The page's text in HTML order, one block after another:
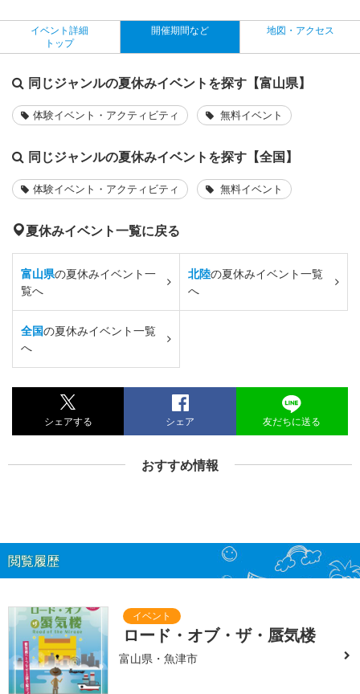
イベント詳細
トップ
開催期間など 地図・アクセス
同じジャンルの夏休みイベントを探す【富山県】
体験イベント・アクティビティ 無料イベント
同じジャンルの夏休みイベントを探す【全国】
体験イベント・アクティビティ 無料イベント
夏休みイベント一覧に戻る
富山県の夏休みイベント一
覧へ
北陸の夏休みイベント一覧
へ
全国の夏休みイベント一覧
へ
シェアする シェア 友だちに送る
おすすめ情報
閲覧履歴
ロード・オブ・ザ・蜃気楼
富山県・魚津市